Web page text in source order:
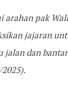
arahan pak
jajaran
jalan dan